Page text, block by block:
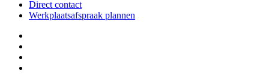
Direct contact
Werkplaatsafspraak plannen